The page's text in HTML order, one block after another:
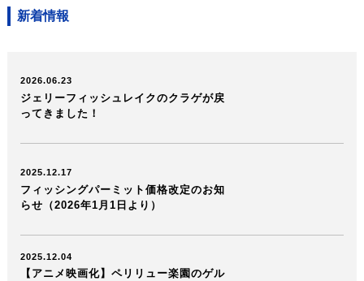
新着情報
2026.06.23
ジェリーフィッシュレイクのクラゲが戻
ってきました！
2025.12.17
フィッシングパーミット価格改定のお知
らせ（2026年1月1日より）
2025.12.04
【アニメ映画化】ペリリュー楽園のゲル